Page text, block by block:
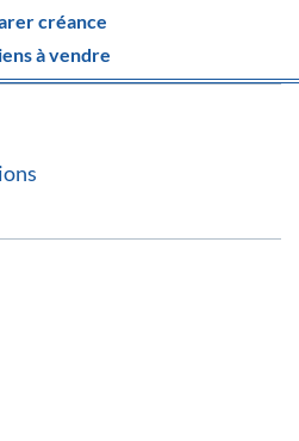
créance
à vendre